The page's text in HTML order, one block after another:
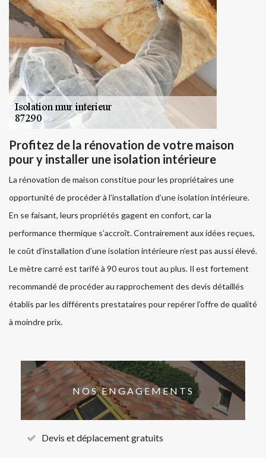
Profitez de la rénovation de votre maison
pour y installer une isolation intérieure
La rénovation de maison constitue pour les propriétaires une
opportunité de procéder à l’installation d’une isolation intérieure.
En se faisant, leurs propriétés gagent en confort, car la
performance thermique s’accroît. Contrairement aux idées reçues,
le coût d’installation d’une isolation intérieure n’est pas aussi élevé.
Le mètre carré est tarifé à 90 euros tout au plus. Il est fortement
recommandé de procéder au rapprochement des devis détaillés
établis par les différents prestataires pour repérer l’offre de qualité
à moindre prix.
NOS ENGAGEMENTS
Devis et déplacement gratuits